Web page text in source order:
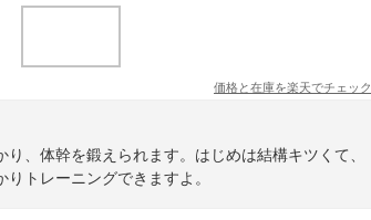
価格と在庫を楽天でチェック
、体幹を鍛えられます。はじめは結構キツくて、
トレーニングできますよ。